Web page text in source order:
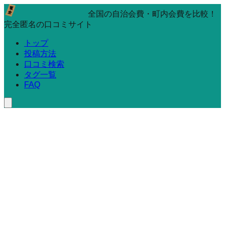
全国の自治会費・町内会費を比較！
完全匿名の口コミサイト
トップ
投稿方法
口コミ検索
タグ一覧
FAQ